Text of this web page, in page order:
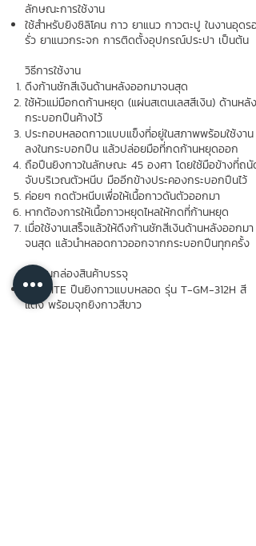
ลักษณะการใช้งาน
ใช้สำหรับยิงซิลิโคน กาว ยาแนว กาวตะปู ในงานอุดรอย
รั่ว ยาแนวกระจก การติดตั้งอุปกรณ์ประปา เป็นต้น
วิธีการใช้งาน
ดึงก้านชักสีเงินด้านหลังออกมาจนสุด
ใช้หัวแม่มือกดก้านหยุด (แผ่นสเตนเลสสีเงิน) ด้านหลัง
กระบอกปืนค้างไว้
ประกอบหลอดกาวแบบแข็งที่อยู่ในสภาพพร้อมใช้งาน
ลงในกระบอกปืน แล้วปล่อยมือที่กดก้านหยุดออก
ถือปืนยิงกาวในลักษณะ 45 องศา โดยใช้มือข้างที่ถนัด
จับบริเวณตัวหนีบ มืออีกข้างประคองกระบอกปืนไว้
ค่อยๆ กดตัวหนีบเพื่อให้เนื้อกาวดันตัวออกมา
หากต้องการให้เนื้อกาวหยุดไหลให้กดที่ก้านหยุด
เมื่อใช้งานเสร็จแล้วให้ดึงก้านชักสีเงินด้านหลังออกมา
จนสุด แล้วนำหลอดกาวออกจากกระบอกปืนทุกครั้ง
ภายในกล่องสินค้าบรรจุ
PROTITE ปืนยิงกาวแบบหลอด รุ่น T-GM-312H สี
แดง พร้อมจุกยิงกาวสีขาว